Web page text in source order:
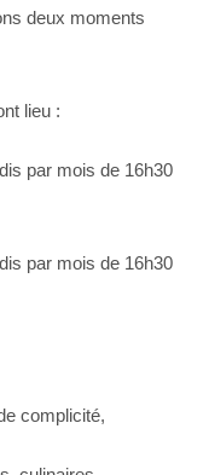
deux moments
lieu :
par mois de 16h30
par mois de 16h30
complicité,